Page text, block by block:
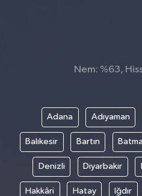
Nem: %63,
Adana Adıyaman
Balıkesir Bartın
Denizli Diyarbakır
Hakkâri Hatay Iğdır